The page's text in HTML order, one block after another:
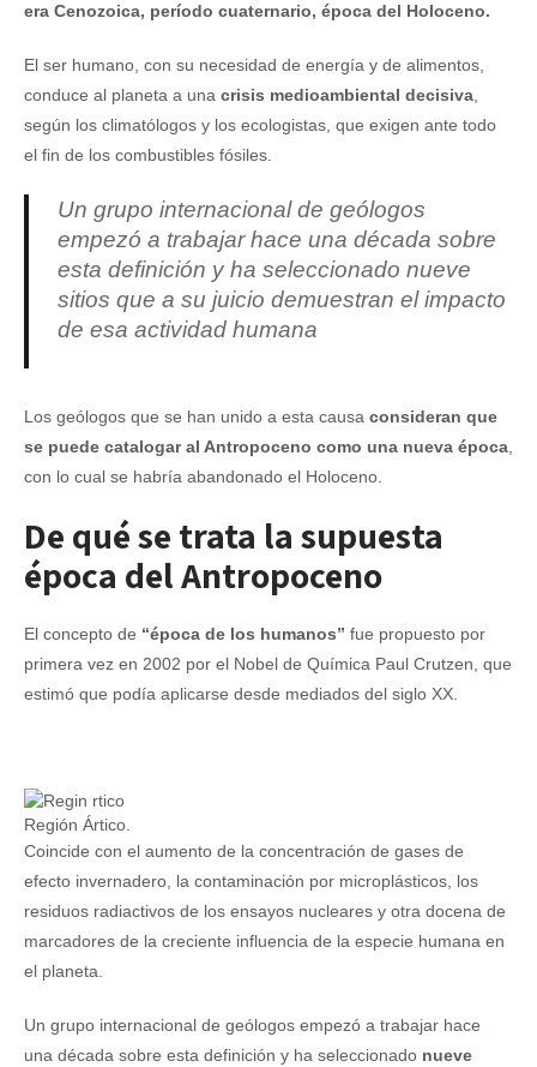
era Cenozoica, período cuaternario, época del Holoceno.
El ser humano, con su necesidad de energía y de alimentos,
conduce al planeta a una crisis medioambiental decisiva
según los climatólogos y los ecologistas, que exigen ante todo
el fin de los combustibles fósiles.
Un grupo internacional de geólogos
empezó a trabajar hace una década sobre
esta definición y ha seleccionado nueve
sitios que a su juicio demuestran el impacto
de esa actividad humana
Los geólogos que se han unido a esta causa consideran que
se puede catalogar al Antropoceno como una nueva época
con lo cual se habría abandonado el Holoceno.
De qué se trata la supuesta
época del Antropoceno
El concepto de “época de los humanos” fue propuesto por
primera vez en 2002 por el Nobel de Química Paul Crutzen, que
estimó que podía aplicarse desde mediados del siglo XX.
Región Ártico.
Coincide con el aumento de la concentración de gases de
efecto invernadero, la contaminación por microplásticos, los
residuos radiactivos de los ensayos nucleares y otra docena de
marcadores de la creciente influencia de la especie humana en
el planeta.
Un grupo internacional de geólogos empezó a trabajar hace
una década sobre esta definición y ha seleccionado nueve